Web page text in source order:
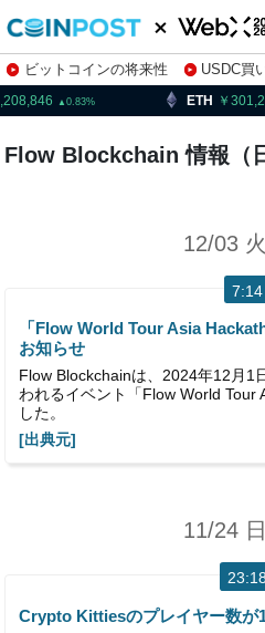
ビットコインの将来性 USDC買
株特集・関連銘柄
0.83 ETH
Flow Blockchain 情報（
12/03
7:14
「Flow World Tour Asia
お知らせ
Flow Blockchainは、2024年12月1
われるイベント「Flow World Tour
した。
[出典元]
11/24
23:18
Crypto Kittiesのプレイヤー数が